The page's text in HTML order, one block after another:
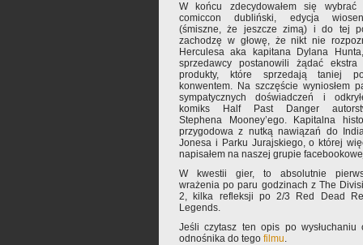
W końcu zdecydowałem się wybrać
comiccon dubliński, edycja
(śmiszne, że jeszcze zimą) i do tej
zachodzę w głowę, że nikt nie
Herculesa aka kapitana Dylana
sprzedawcy postanowili żądać ekstra
produkty, które sprzedają taniej
konwentem. Na szczęście wyniosłem
sympatycznych doświadczeń i
komiks Half Past Danger
Stephena Mooney’ego. Kapitalna
przygodowa z nutką nawiązań do
Jonesa i Parku Jurajskiego, o której
napisałem na naszej grupie
W kwestii gier, to absolutnie
wrażenia po paru godzinach z The
2, kilka refleksji po 2/3 Red Dead
Legends.
Jeśli czytasz ten opis po
odnośnika do tego filmu.